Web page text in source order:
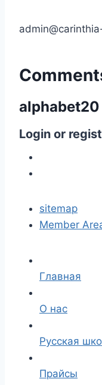
alphabet20
Login or
sitemap
Member
Главная
О нас
Русская
Прайсы